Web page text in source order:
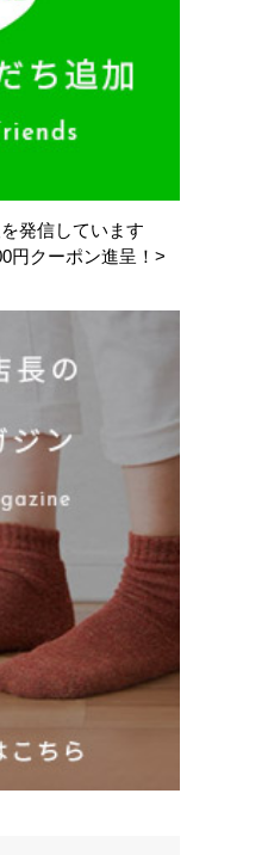
発信しています
円クーポン進呈！>